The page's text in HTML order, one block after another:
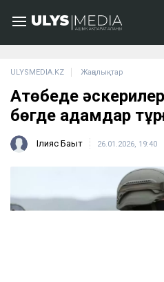
ULYSMEDIA.KZ Жаңалықтар
Ақтөбеде
бөгде адамдар
Ілияс Бақыт 26.01.2026, 19:40